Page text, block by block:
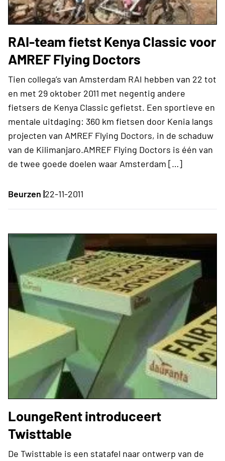
RAI-team fietst Kenya Classic voor
AMREF Flying Doctors
Tien collega’s van Amsterdam RAI hebben van 22 tot
en met 29 oktober 2011 met negentig andere
fietsers de Kenya Classic gefietst. Een sportieve en
mentale uitdaging: 360 km fietsen door Kenia langs
projecten van AMREF Flying Doctors, in de schaduw
van de Kilimanjaro.AMREF Flying Doctors is één van
de twee goede doelen waar Amsterdam […]
Beurzen |22-11-2011
LoungeRent introduceert
Twisttable
De Twisttable is een statafel naar ontwerp van de